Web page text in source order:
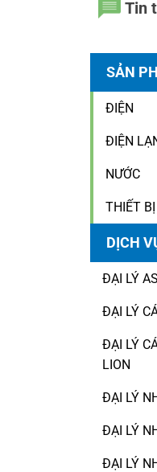
Tin
Nhựa Đệ Nhất – Vì Sao Nhà
SẢN
ĐIỆN
ĐIỆN
NƯỚC
THIẾT
DỊCH
ĐẠI LÝ
ĐẠI LÝ
ĐẠI LÝ
LION
ĐẠI LÝ
ĐẠI LÝ
ĐẠI LÝ